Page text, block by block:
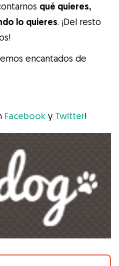
están
de tu perro como si
de su familia! Todas
qué quieres,
lo quieres. ¡Del resto
encantados de
Facebook y Twitter!